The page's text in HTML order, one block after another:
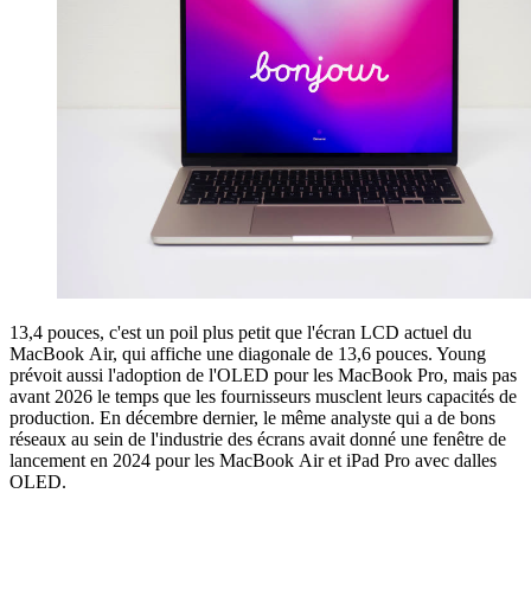
13,4 pouces, c'est un poil plus petit que l'écran LCD actuel du
MacBook Air, qui affiche une diagonale de 13,6 pouces. Young
prévoit aussi l'adoption de l'OLED pour les MacBook Pro, mais pas
avant 2026 le temps que les fournisseurs musclent leurs capacités de
production. En décembre dernier, le même analyste qui a de bons
réseaux au sein de l'industrie des écrans avait donné une fenêtre de
lancement en 2024 pour les MacBook Air et iPad Pro avec dalles
OLED.